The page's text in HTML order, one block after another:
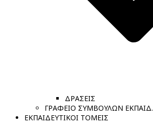
ΔΡΑΣΕΙΣ
ΓΡΑΦΕΙΟ ΣΥΜΒΟΥΛΩΝ ΕΚΠΑΙΔ.
ΕΚΠΑΙΔΕΥΤΙΚΟΙ ΤΟΜΕΙΣ